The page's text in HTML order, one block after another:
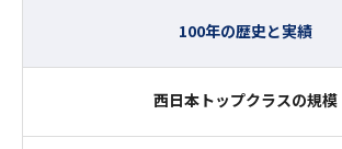
100年の歴史と実績
西日本トップクラスの規模